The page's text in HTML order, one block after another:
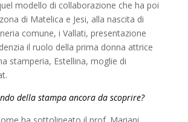
modello di collaborazione che ha poi
di Matelica e Jesi, alla nascita di
comune, i Vallati, presentazione
il ruolo della prima donna attrice
stamperia, Estellina, moglie di
della stampa ancora da scoprire?